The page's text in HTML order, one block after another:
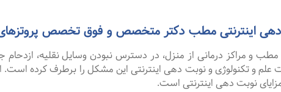
دهی اینترنتی مطب دکتر متخصص و فوق تخصص
و مراکز درمانی از منزل، در دسترس نبودن وسایل نقلیه،
نوبت دهی اینترنتی است.